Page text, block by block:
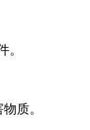
。
质。